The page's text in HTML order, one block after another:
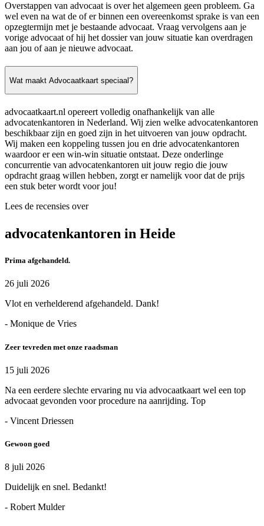
Overstappen van advocaat is over het algemeen geen probleem. Ga
wel even na wat de of er binnen een overeenkomst sprake is van een
opzegtermijn met je bestaande advocaat. Vraag vervolgens aan je
vorige advocaat of hij het dossier van jouw situatie kan overdragen
aan jou of aan je nieuwe advocaat.
Wat maakt Advocaatkaart speciaal?
advocaatkaart.nl opereert volledig onafhankelijk van alle
advocatenkantoren in Nederland. Wij zien welke advocatenkantoren
beschikbaar zijn en goed zijn in het uitvoeren van jouw opdracht.
Wij maken een koppeling tussen jou en drie advocatenkantoren
waardoor er een win-win situatie ontstaat. Deze onderlinge
concurrentie van advocatenkantoren uit jouw regio die jouw
opdracht graag willen hebben, zorgt er namelijk voor dat de prijs
een stuk beter wordt voor jou!
Lees de recensies over
advocatenkantoren in Heide
Prima afgehandeld.
26 juli 2026
Vlot en verhelderend afgehandeld. Dank!
- Monique de Vries
Zeer tevreden met onze raadsman
15 juli 2026
Na een eerdere slechte ervaring nu via advocaatkaart wel een top
advocaat gevonden voor procedure na aanrijding. Top
- Vincent Driessen
Gewoon goed
8 juli 2026
Duidelijk en snel. Bedankt!
- Robert Mulder